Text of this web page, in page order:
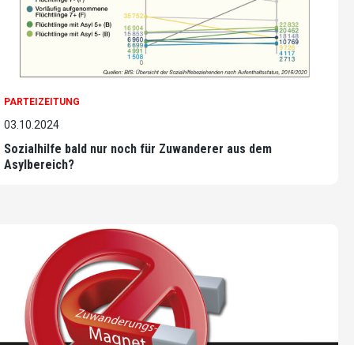
PARTEIZEITUNG
03.10.2024
Sozialhilfe bald nur noch für Zuwanderer aus dem
Asylbereich?